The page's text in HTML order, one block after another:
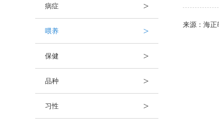
病症 >
喂养 >
保健 >
品种 >
习性 >
来源：海正